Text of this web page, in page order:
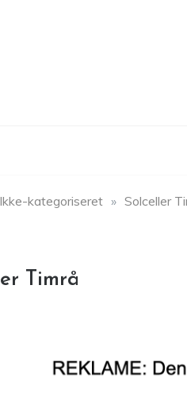
Ikke-kategoriseret » Solceller
Timrå